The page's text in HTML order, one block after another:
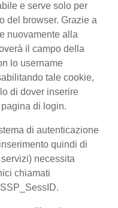
e serve solo per
del browser. Grazie a
nuovamente alla
il campo della
lo username
tale cookie,
di dover inserire
di login.
di autenticazione
quindi di
necessita
chiamati